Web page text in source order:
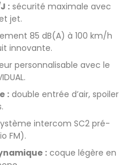
: sécurité maximale avec
jet.
85 dB(A) à 100 km/h
innovante.
personnalisable avec le
: double entrée d’air, spoiler
intercom SC2 pré-
FM).
: coque légère en